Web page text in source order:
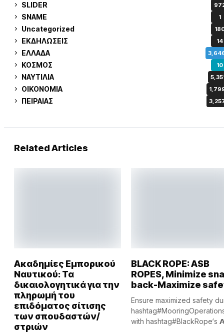
SLIDER
SNAME 1
Uncategorized
ΕΚΔΗΛΩΣΕΙΣ 14
ΕΛΛΑΔΑ
ΚΟΣΜΟΣ 10
ΝΑΥΤΙΛΙΑ
ΟΙΚΟΝΟΜΙΑ
ΠΕΙΡΑΙΑΣ
Related Articles
Ακαδημίες Εμπορικού
Ναυτικού: Τα
δικαιολογητικά για την
πληρωμή του
επιδόματος σίτισης
των σπουδαστών/
στριών
BLACK ROPE: ASB
ROPES, Minimize
back-Maximize
Ensure maximized safety
with hashtag#BlackRope‘s